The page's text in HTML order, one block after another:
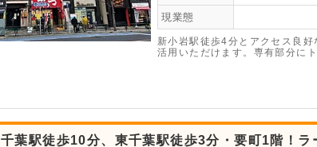
現業態
新小岩駅徒歩4分とアクセス良
活用いただけます。専有部分に
千葉駅徒歩10分、東千葉駅徒歩3分・要町1階！ラ